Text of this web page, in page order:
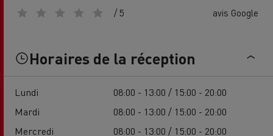
/ 5 avis Google
Horaires de la réception
Lundi
08:00 - 13:00 / 15:00 - 20:00
Mardi
08:00 - 13:00 / 15:00 - 20:00
Mercredi
08:00 - 13:00 / 15:00 - 20:00